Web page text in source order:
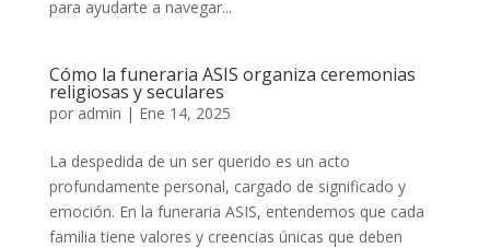
para ayudarte a navegar...
Cómo la funeraria ASIS organiza ceremonias
religiosas y seculares
por admin | Ene 14, 2025
La despedida de un ser querido es un acto
profundamente personal, cargado de significado y
emoción. En la funeraria ASIS, entendemos que cada
familia tiene valores y creencias únicas que deben